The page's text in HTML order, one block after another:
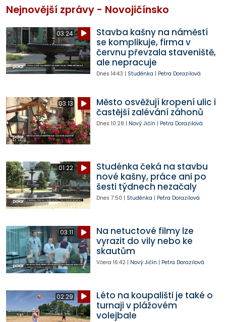
Nejnovější zprávy - Novojičínsko
03:24
Stavba kašny na náměstí
se komplikuje, firma v
červnu převzala staveniště,
ale nepracuje
Dnes 14:43 | Studénka | Petra Dorazilová
03:13
Město osvěžují kropení ulic i
častější zalévání záhonů
Dnes 10:28 | Nový Jičín | Petra Dorazilová
01:22
Studénka čeká na stavbu
nové kašny, práce ani po
šesti týdnech nezačaly
Dnes 7:50 | Studénka | Petra Dorazilová
03:11
Na netuctové filmy lze
vyrazit do vily nebo ke
skautům
Včera 16:42| Nový Jičín | Petra Dorazilová
02:29
Léto na koupališti je také o
turnaji v plážovém
volejbale